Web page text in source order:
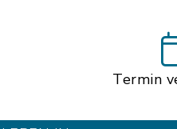
Termin